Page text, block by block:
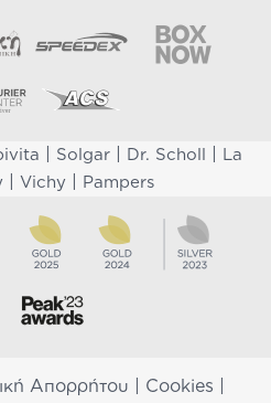
Solgar| Dr. Scholl
La
Vichy Pampers
Απορρήτου Cookies